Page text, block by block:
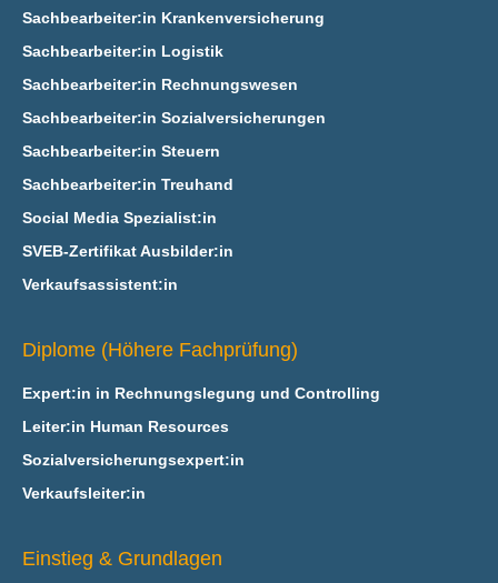
Sachbearbeiter:in Krankenversicherung
Sachbearbeiter:in Logistik
Sachbearbeiter:in Rechnungswesen
Sachbearbeiter:in Sozialversicherungen
Sachbearbeiter:in Steuern
Sachbearbeiter:in Treuhand
Social Media Spezialist:in
SVEB-Zertifikat Ausbilder:in
Verkaufsassistent:in
Diplome (Höhere Fachprüfung)
Expert:in in Rechnungslegung und Controlling
Leiter:in Human Resources
Sozialversicherungsexpert:in
Verkaufsleiter:in
Einstieg & Grundlagen